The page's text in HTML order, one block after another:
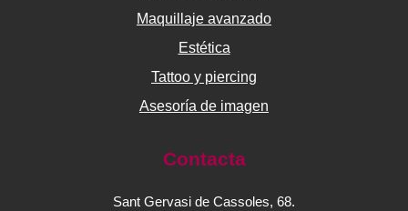
Maquillaje avanzado
Estética
Tattoo y piercing
Asesoría de imagen
Contacta
Sant Gervasi de Cassoles, 68.